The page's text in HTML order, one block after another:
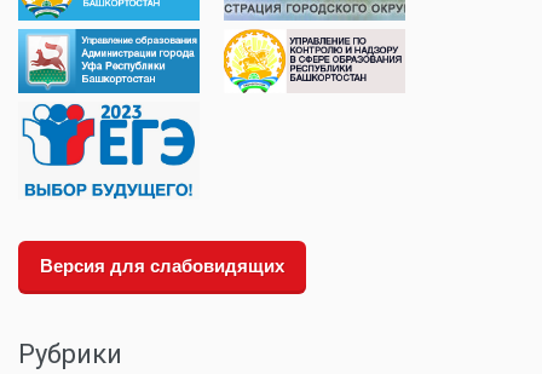
Версия для слабовидящих
Рубрики